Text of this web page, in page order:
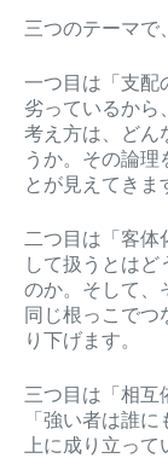
三つのテーマで
一つ目は「支配
劣っているから
考え方は、どん
うか。その論理
とが見えてきま
二つ目は「客体
して扱うとはど
のか。そして、
同じ根っこでつ
り下げます。
三つ目は「相互
「強い者は誰
上に成り立っ